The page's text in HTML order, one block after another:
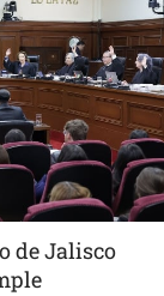
de Jalisco